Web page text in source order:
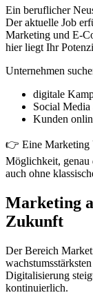
Ein beruflicher
Der aktuelle Job
Marketing und E-
hier liegt Ihr
Unternehmen
digitale
Social Media
Kunden
👉 Eine Marketing
Möglichkeit, genau
auch ohne
Marketing
Zukunft
Der Bereich
Digitalisierung
kontinuierlich.